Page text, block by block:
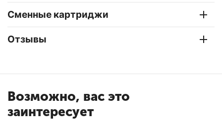
Сменные картриджи
Отзывы
Возможно, вас это
заинтересует